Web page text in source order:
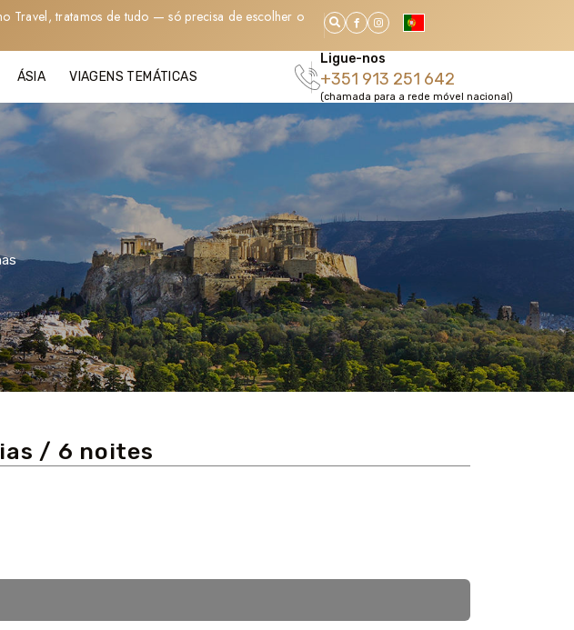
Travel, tratamos de tudo — só precisa de escolher o
ÁSIA VIAGENS TEMÁTICAS
Ligue-nos
+351 913 251 642
(chamada para a rede móvel nacional)
/ 6 noites